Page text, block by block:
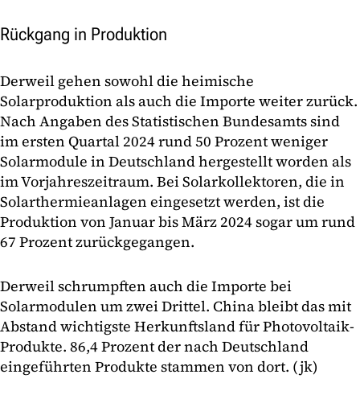
Rückgang in Produktion
Derweil gehen sowohl die heimische
Solarproduktion als auch die Importe weiter zurück.
Nach Angaben des Statistischen Bundesamts sind
im ersten Quartal 2024 rund 50 Prozent weniger
Solarmodule in Deutschland hergestellt worden als
im Vorjahreszeitraum. Bei Solarkollektoren, die in
Solarthermieanlagen eingesetzt werden, ist die
Produktion von Januar bis März 2024 sogar um rund
67 Prozent zurückgegangen.
Derweil schrumpften auch die Importe bei
Solarmodulen um zwei Drittel. China bleibt das mit
Abstand wichtigste Herkunftsland für Photovoltaik-
Produkte. 86,4 Prozent der nach Deutschland
eingeführten Produkte stammen von dort. (jk)